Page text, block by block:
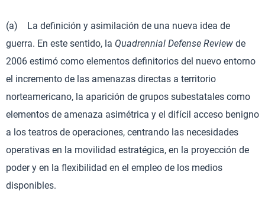
(a) La definición y asimilación de una nueva idea de
guerra. En este sentido, la Quadrennial Defense Review de
2006 estimó como elementos definitorios del nuevo entorno
el incremento de las amenazas directas a territorio
norteamericano, la aparición de grupos subestatales como
elementos de amenaza asimétrica y el difícil acceso benigno
a los teatros de operaciones, centrando las necesidades
operativas en la movilidad estratégica, en la proyección de
poder y en la flexibilidad en el empleo de los medios
disponibles.